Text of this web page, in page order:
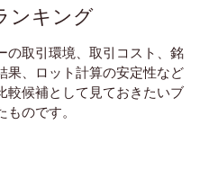
ンキング
の取引環境、取引コスト、銘
果、ロット計算の安定性など
較候補として見ておきたいブ
ものです。